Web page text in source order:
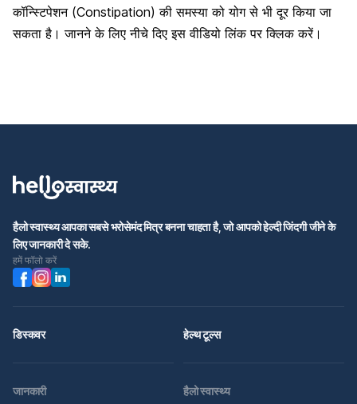
कॉन्स्टिपेशन (Constipation) की समस्या को योग से भी दूर किया जा
सकता है। जानने के लिए नीचे दिए इस वीडियो लिंक पर क्लिक करें।
हैलो स्वास्थ्य आपका सबसे भरोसेमंद मित्र बनना चाहता है, जो आपको हेल्दी जिंदगी जीने के
लिए जानकारी दे सके.
हमें फॉलो करें
डिस्कवर हेल्थ टूल्स
जानकारी हैलो स्वास्थ्य